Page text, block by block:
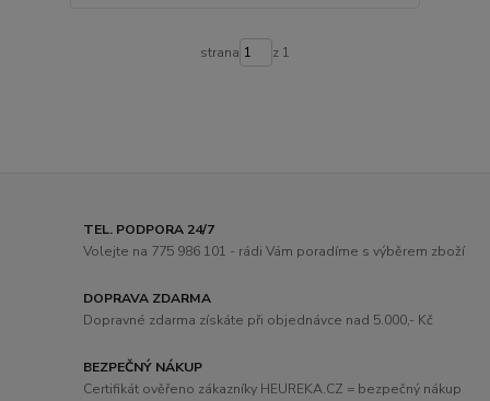
strana z 1
TEL. PODPORA 24/7
Volejte na 775 986 101 - rádi Vám poradíme s výběrem zboží
DOPRAVA ZDARMA
Dopravné zdarma získáte při objednávce nad 5.000,- Kč
BEZPEČNÝ NÁKUP
Certifikát ověřeno zákazníky HEUREKA.CZ = bezpečný nákup